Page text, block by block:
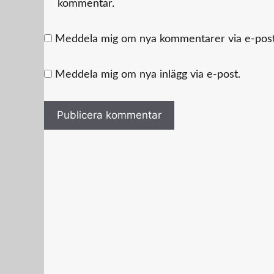
kommentar.
Meddela mig om nya kommentarer via e-
Meddela mig om nya inlägg via e-post.